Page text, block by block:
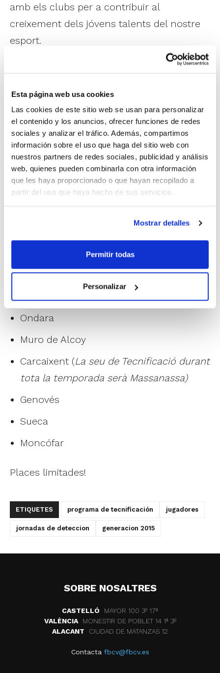
Esta página web usa cookies
Las cookies de este sitio web se usan para personalizar
el contenido y los anuncios, ofrecer funciones de redes
sociales y analizar el tráfico. Además, compartimos
información sobre el uso que haga del sitio web con
nuestros partners de redes sociales, publicidad y análisis
web, quienes pueden combinarla con otra información
que les haya proporcionado o que hayan recopilado a
partir del uso que haya hecho de sus servicios.
Mostrar detalles
Permitir todas
Personalizar
amb els clubs per a contribuir al
creixement dels jóvens talents del nostre
esport.
La incorporació al Programa de Tecnificació
l'activitat a partir de la qual es
constituiran els grups de treball que
entrenaran periòdicament durant tota la
temporada en les diferents seus de la
Comunitat Valenciana.
jugador/a i es duran a terme el
30 de novembreen els següents llocs:
Ondara
Muro de Alcoy
Carcaixent (La seu de Tecnificació durant
tota la temporada serà Massanassa)
Genovés
Sueca
Moncófar
Places limitades!
ETIQUETES programa de tecnificación jugadores
jornadas de deteccion generacion 2015
SOBRE NOSALTRES
CASTELLÓ
MAYOR 100 3º 17ª
VALÈNCIA
MONESTIR DE POBLET 14 1ª 3º
ALACANT
CIUDAD DE MATANZAS 12
Contacta fbcv@fbcv.es